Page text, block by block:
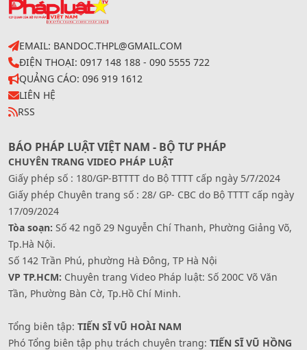
EMAIL: BANDOC.THPL@GMAIL.COM
ĐIỆN THOẠI: 0917 148 188 - 090 5555 722
QUẢNG CÁO: 096 919 1612
LIÊN HỆ
RSS
BÁO PHÁP LUẬT VIỆT NAM - BỘ TƯ PHÁP
CHUYÊN TRANG VIDEO PHÁP LUẬT
Giấy phép số : 180/GP-BTTTT do Bộ TTTT cấp ngày 5/7/2024
Giấy phép Chuyên trang số : 28/ GP- CBC do Bộ TTTT cấp ngày
17/09/2024
Tòa soạn: Số 42 ngõ 29 Nguyễn Chí Thanh, Phường Giảng Võ,
Tp.Hà Nội.
Số 142 Trần Phú, phường Hà Đông, TP Hà Nội
VP TP.HCM: Chuyên trang Video Pháp luật: Số 200C Võ Văn
Tần, Phường Bàn Cờ, Tp.Hồ Chí Minh.
Tổng biên tập: TIẾN SĨ VŨ HOÀI NAM
Phó Tổng biên tập phụ trách chuyên trang: TIẾN SĨ VŨ HỒNG